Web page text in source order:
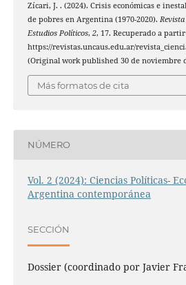
Zícari, J. . (2024). Crisis económicas e
de pobres en Argentina (1970-2020). Revista
Estudios Políticos, 2, 17. Recuperado a
https://revistas.uncaus.edu.ar/
(Original work published 30 de noviembre
Más formatos de cita
NÚMERO
Vol. 2 (2024): Ciencias Políticas-
Argentina contemporánea
SECCIÓN
Dossier (coordinado por Javier